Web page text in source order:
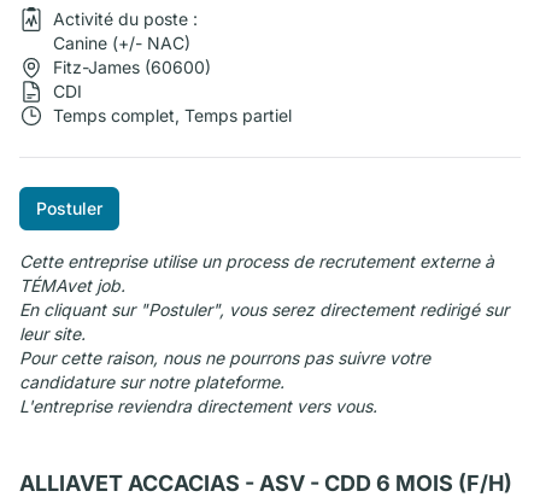
Activité du poste :
Canine (+/- NAC)
Fitz-James (60600)
CDI
Temps complet, Temps partiel
Postuler
Cette entreprise utilise un process de recrutement externe à
TÉMAvet job.
En cliquant sur "Postuler", vous serez directement redirigé sur
leur site.
Pour cette raison, nous ne pourrons pas suivre votre
candidature sur notre plateforme.
L'entreprise reviendra directement vers vous.
ALLIAVET ACCACIAS - ASV - CDD 6 MOIS (F/H)